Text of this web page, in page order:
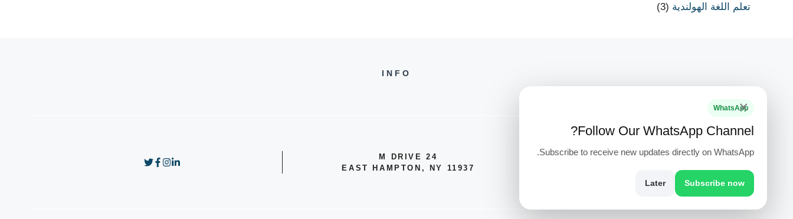
تعلم اللغة الهولندية (3)
INFO
24 M DRIVE
EAST HAMPTON, NY 11937
×
WhatsApp
Follow Our WhatsApp Channel?
Subscribe to receive new updates directly on WhatsApp.
Subscribe now
Later